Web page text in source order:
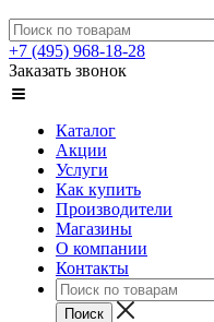
+7 (495) 968-18-28
Заказать звонок
Каталог
Акции
Услуги
Как купить
Производители
Магазины
О компании
Контакты